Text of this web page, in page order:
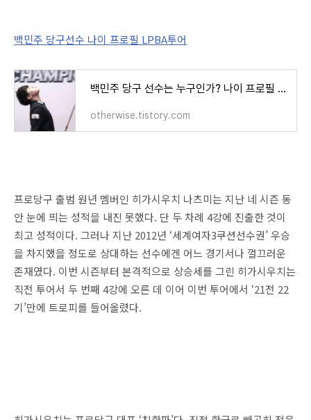
백민주 당구선수 나이 프로필 LPBA투어
백민주 당구 선수는 누구인가? 나이 프로필 랭킹 순위(SK렌터카 LPBA월드챔피언십 2022 결승전까지
otherwise.tistory.com
프로당구 출범 원년 멤버인 히가시우치 나츠미는 지난 네 시즌 동
안 눈에 띄는 성적을 내진 못했다. 단 두 차례 4강에 진출한 것이
최고 성적이다. 그러나 지난 2012년 ‘세계여자3쿠션선수권’ 우승
을 차지했을 정도로 상대하는 선수에겐 어느 경기서나 껄끄러운
존재였다. 이번 시즌부터 본격적으로 상승세를 그린 히가시우치는
직전 투어서 두 번째 4강에 오른 데 이어 이번 투어에서 ‘21전 22
기’만에 트로피를 들어올렸다.